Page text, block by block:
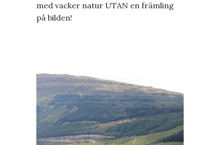
med vacker natur UTAN en främling
på bilden!